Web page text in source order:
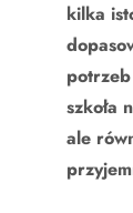
kilka
szkoła
ale